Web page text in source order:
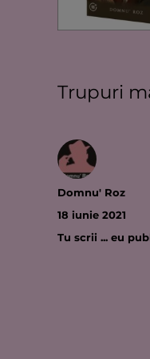
Trupuri
Autor
Domnu' Roz
Publicat
18 iunie 2021
Categorii
Tu scrii ... eu